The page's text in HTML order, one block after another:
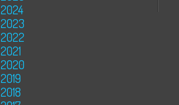
2024
2023
2022
2021
2020
2019
2018